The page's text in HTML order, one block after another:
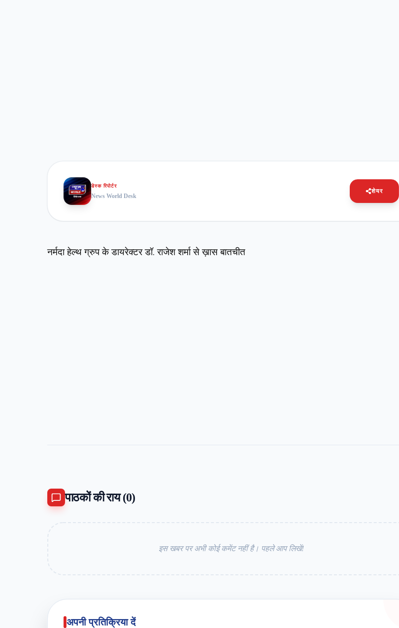
डेस्क रिपोर्टर
News World Desk
शेयर
नर्मदा हेल्थ ग्रुप के डायरेक्टर डॉ. राजेश शर्मा से ख़ास बातचीत
पाठकों की राय (0)
इस खबर पर अभी कोई कमेंट नहीं है। पहले आप लिखें!
अपनी प्रतिक्रिया दें